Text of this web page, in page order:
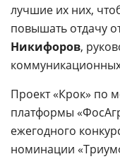
лучшие их них,
повышать отдачу
Никифоров,
Проект «Крок» по
платформы
ежегодного
номинации